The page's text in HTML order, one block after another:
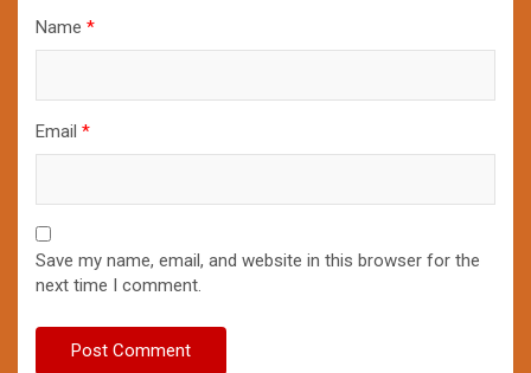
Name *
Email *
Save my name, email, and website in this browser for the
next time I comment.